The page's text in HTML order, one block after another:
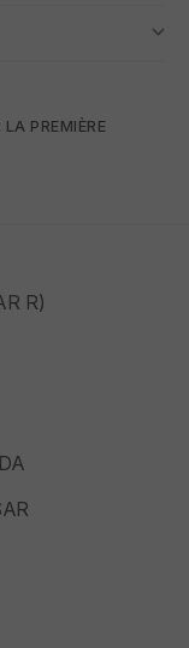
PREMIÈRE
R)